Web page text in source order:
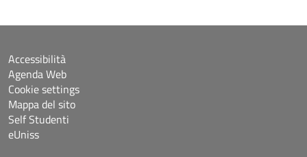
Accessibilità
Agenda Web
Cookie settings
Mappa del sito
Self Studenti
eUniss